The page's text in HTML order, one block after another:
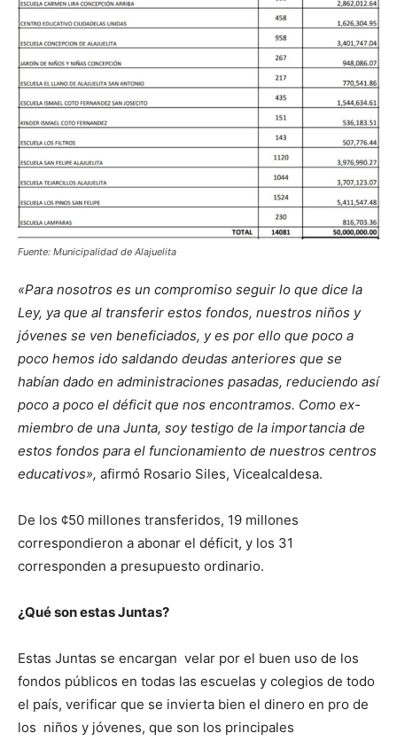
Fuente: Municipalidad de Alajuelita
«Para nosotros es un compromiso seguir lo que dice la
Ley, ya que al transferir estos fondos, nuestros niños y
jóvenes se ven beneficiados, y es por ello que poco a
poco hemos ido saldando deudas anteriores que se
habían dado en administraciones pasadas, reduciendo así
poco a poco el déficit que nos encontramos. Como ex-
miembro de una Junta, soy testigo de la importancia de
estos fondos para el funcionamiento de nuestros centros
educativos», afirmó Rosario Siles, Vicealcaldesa.
De los ¢50 millones transferidos, 19 millones
correspondieron a abonar el déficit, y los 31
corresponden a presupuesto ordinario.
¿Qué son estas Juntas?
Estas Juntas se encargan velar por el buen uso de los
fondos públicos en todas las escuelas y colegios de todo
el país, verificar que se invierta bien el dinero en pro de
los niños y jóvenes, que son los principales